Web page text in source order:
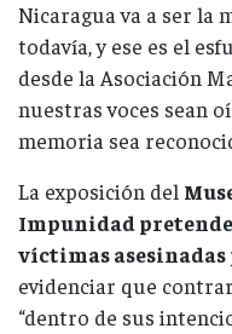
Nicaragua va a ser la
todavía, y ese es el
desde la Asociación
nuestras voces sean
memoria sea
La exposición del
Impunidad pretende
víctimas
evidenciar que
“dentro de sus